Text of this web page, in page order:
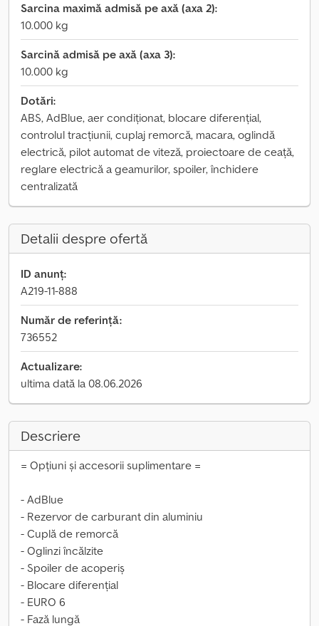
Sarcina maximă admisă pe axă (axa 2):
10.000 kg
Sarcină admisă pe axă (axa 3):
10.000 kg
Dotări:
ABS, AdBlue, aer condiționat, blocare diferențial,
controlul tracțiunii, cuplaj remorcă, macara, oglindă
electrică, pilot automat de viteză, proiectoare de ceață,
reglare electrică a geamurilor, spoiler, închidere
centralizată
Detalii despre ofertă
ID anunț:
A219-11-888
Număr de referință:
736552
Actualizare:
ultima dată la 08.06.2026
Descriere
= Opțiuni și accesorii suplimentare =
- AdBlue
- Rezervor de carburant din aluminiu
- Cuplă de remorcă
- Oglinzi încălzite
- Spoiler de acoperiș
- Blocare diferențial
- EURO 6
- Fază lungă